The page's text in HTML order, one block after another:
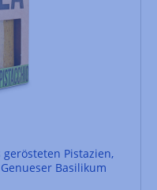
Pistazien,
Basilikum